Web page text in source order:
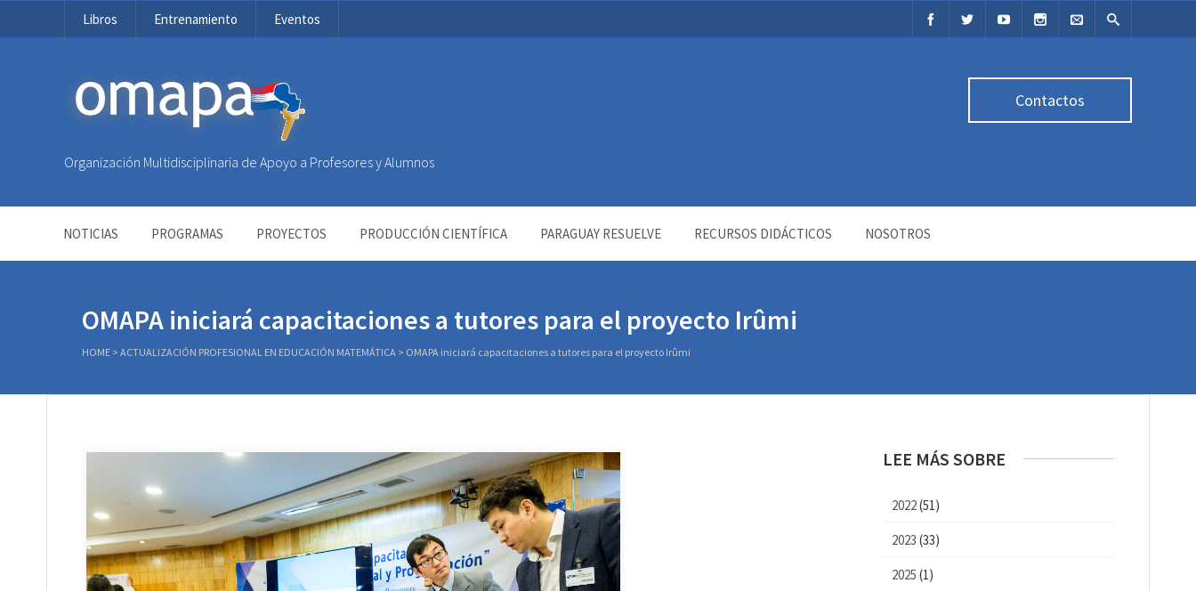
Libros Entrenamiento Eventos
OMAPA
Organización Multidisciplinaria de Apoyo a Profesores y Alumnos
Contactos
NOTICIAS PROGRAMAS PROYECTOS PRODUCCIÓN CIENTÍFICA PARAGUAY RESUELVE RECURSOS DIDÁCTICOS NOSOTROS
OMAPA iniciará capacitaciones a tutores para el proyecto Irûmi
HOME > ACTUALIZACIÓN PROFESIONAL EN EDUCACIÓN MATEMÁTICA > OMAPA iniciará capacitaciones a tutores para el proyecto Irûmi
LEE MÁS SOBRE
2022(51)
2023 (33)
2025 (1)